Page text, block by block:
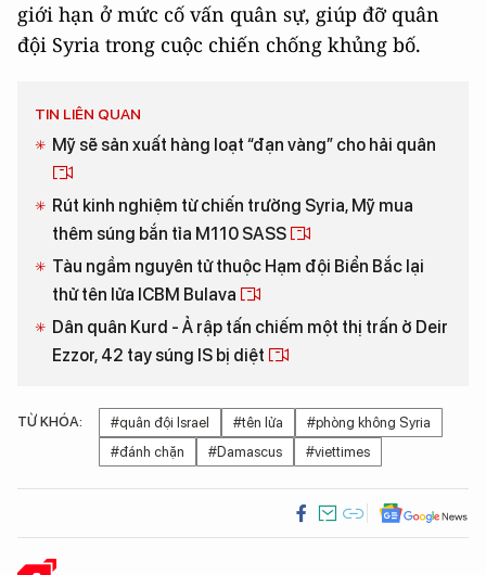
giới hạn ở mức cố vấn quân sự, giúp đỡ quân
đội Syria trong cuộc chiến chống khủng bố.
TIN LIÊN QUAN
Mỹ sẽ sản xuất hàng loạt “đạn vàng” cho hải quân
Rút kinh nghiệm từ chiến trường Syria, Mỹ mua
thêm súng bắn tỉa M110 SASS
Tàu ngầm nguyên tử thuộc Hạm đội Biển Bắc lại
thử tên lửa ICBM Bulava
Dân quân Kurd - Ả rập tấn chiếm một thị trấn ở Deir
Ezzor, 42 tay súng IS bị diệt
TỪ KHÓA: #quân đội Israel #tên lửa
#phòng không Syria
#đánh chặn
#Damascus #viettimes